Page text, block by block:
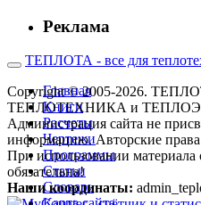
Реклама
ТЕПЛОТА - все для
Главная
Книги
Расчеты
Чертежи
Программы
Статьи
Словарь
Copyright © 2005-2026.
ТЕПЛОТЕХНИКА и
Администрация сайта не
информацию. Авторские
При использовании материала
обязательна!
Наши координаты: